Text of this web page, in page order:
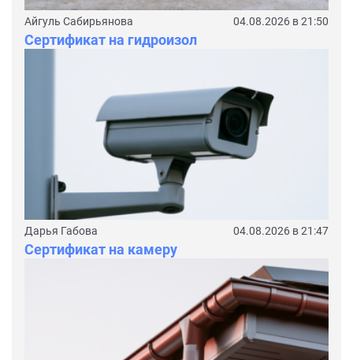
Айгуль Сабирьянова 04.08.2026 в 21:50
Сертификат на гидроизол
Дарья Габова 04.08.2026 в 21:47
Сертификат на камеру